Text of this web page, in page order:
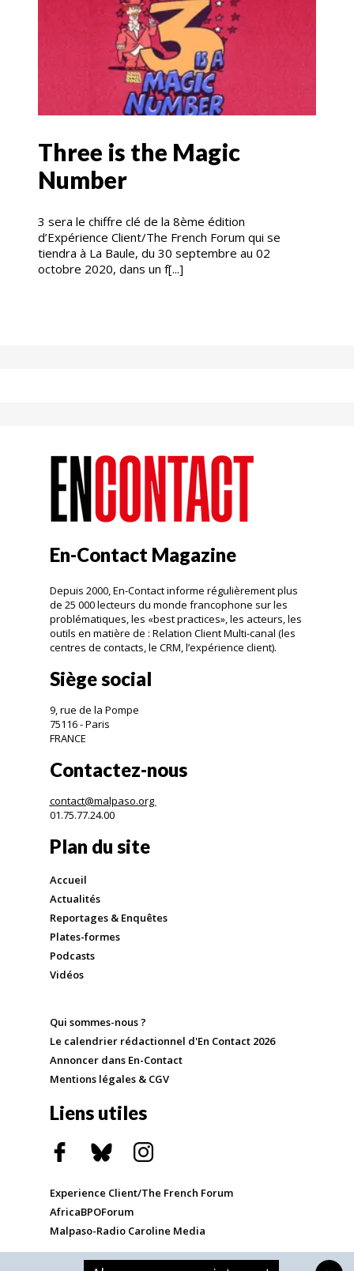
Three is the Magic
Number
3 sera le chiffre clé de la 8ème édition
d’Expérience Client/The French Forum qui se
tiendra à La Baule, du 30 septembre au 02
octobre 2020, dans un f[...]
En-Contact Magazine
Depuis 2000, En-Contact informe régulièrement plus
de 25 000 lecteurs du monde francophone sur les
problématiques, les «best practices», les acteurs, les
outils en matière de : Relation Client Multi-canal (les
centres de contacts, le CRM, l’expérience client).
Siège social
9, rue de la Pompe
75116 - Paris
FRANCE
Contactez-nous
contact@malpaso.org
01.75.77.24.00
Plan du site
Accueil
Actualités
Reportages & Enquêtes
Plates-formes
Podcasts
Vidéos
Qui sommes-nous ?
Le calendrier rédactionnel d'En Contact 2026
Annoncer dans En-Contact
Mentions légales & CGV
Liens utiles
Experience Client/The French Forum
AfricaBPOForum
Malpaso-Radio Caroline Media